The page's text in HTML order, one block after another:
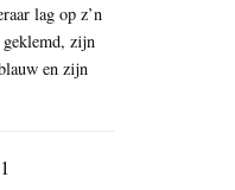
lag op z’n
zijn
en zijn